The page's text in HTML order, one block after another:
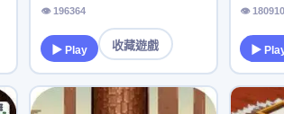
👁 196364
▶ Play 收藏遊戲
👁 180910
▶